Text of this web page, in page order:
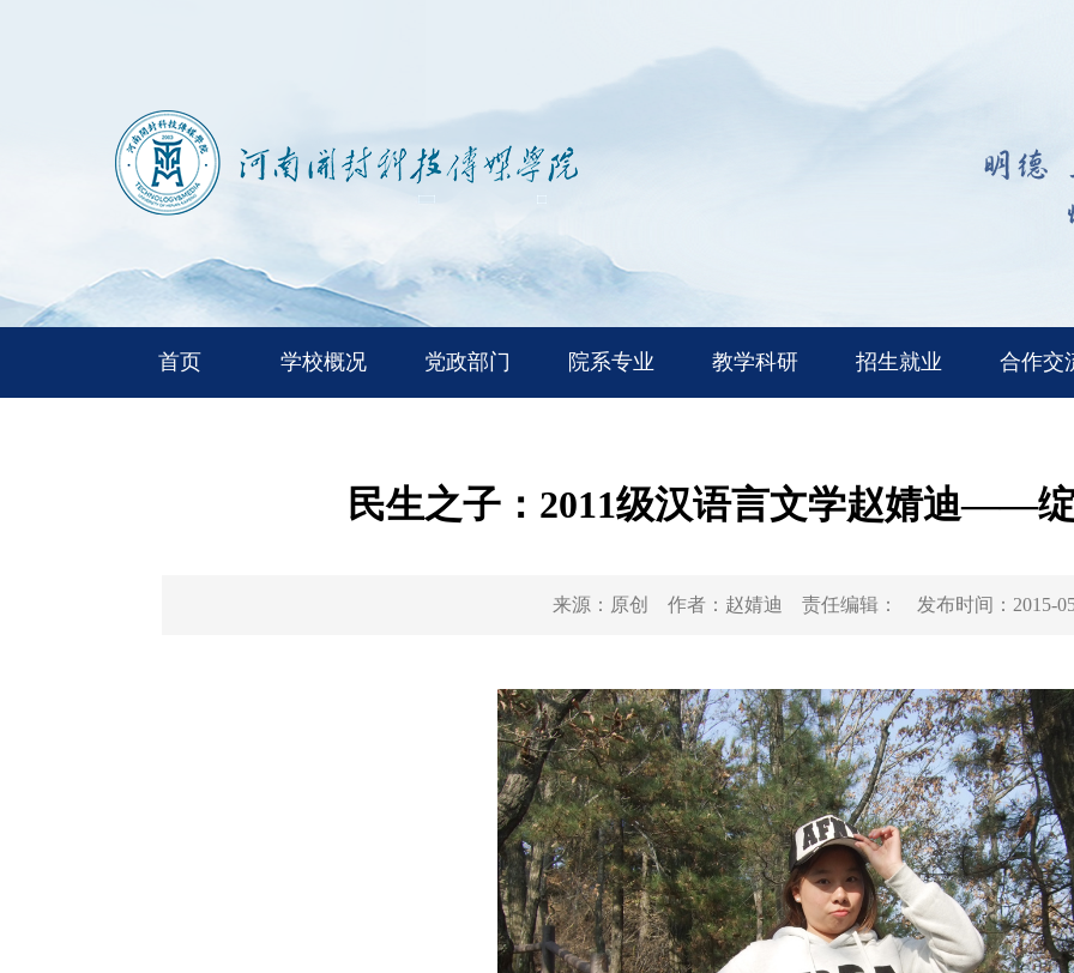
首页 学校概况 党政部门 院系专业 教学科研 招生就业 合作交
民生之子：2011级汉语言文学赵婧迪——
来源： 原创 作者： 赵婧迪 责任编辑： 发布时间： 2015-